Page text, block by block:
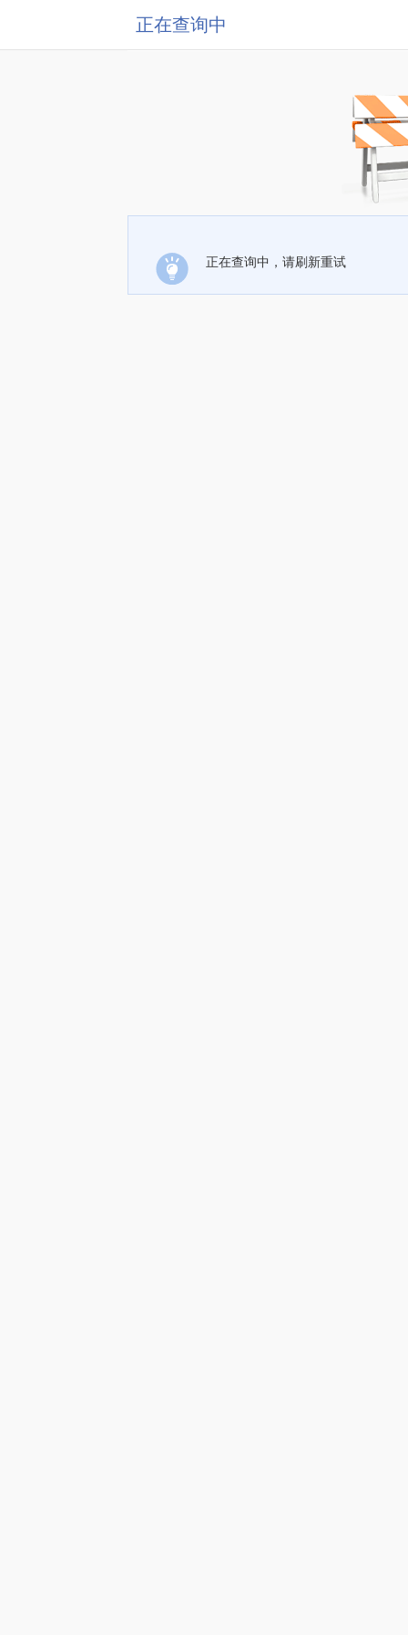
正在查询中
正在查询中，请刷新重试